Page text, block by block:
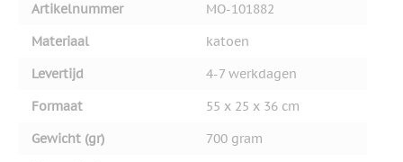
Artikelnummer
MO-101882
Materiaal
katoen
Levertijd
4-7 werkdagen
Formaat
55 x 25 x 36 cm
Gewicht (gr)
700 gram